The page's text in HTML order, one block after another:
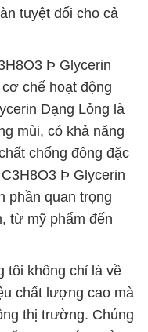
tuyệt đối cho cả
Þ Glycerin
chế hoạt động
Dạng Lỏng là
mùi, có khả năng
chống đông đặc
Þ Glycerin
phần quan trọng
từ mỹ phẩm đến
tôi không chỉ là về
chất lượng cao mà
thị trường. Chúng